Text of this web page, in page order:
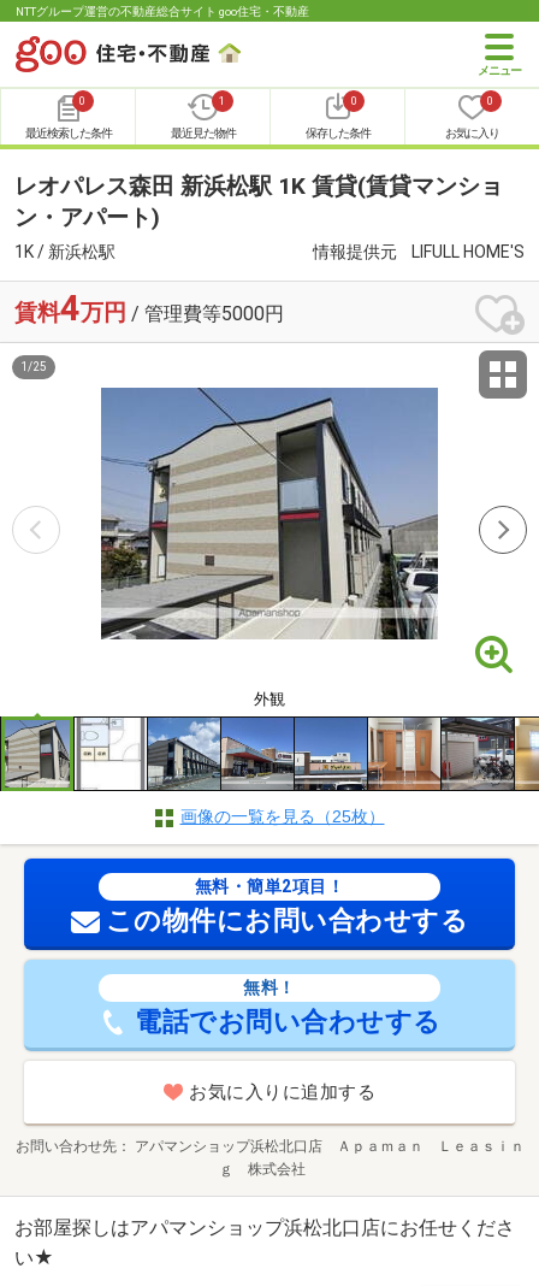
NTTグループ運営の不動産総合サイト goo住宅・不動産
0
最近検索した条件
1
最近見た物件
0
保存した条件
0
お気に入り
レオパレス森田 新浜松駅 1K 賃貸(賃貸マンショ
ン・アパート)
1K / 新浜松駅 情報提供元 LIFULL HOME'S
賃料4万円 / 管理費等5000円
外観
1 /25
画像の一覧を見る（25枚）
無料・簡単2項目！
この物件にお問い合わせする
無料！
電話でお問い合わせする
お気に入りに追加する
お問い合わせ先
アパマンショップ浜松北口店 Ａｐａｍａｎ Ｌｅａｓｉｎ
ｇ 株式会社
お部屋探しはアパマンショップ浜松北口店にお任せくださ
い★